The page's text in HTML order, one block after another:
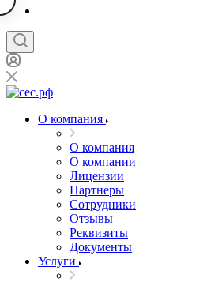
О компания
О компания
О компании
Лицензии
Партнеры
Сотрудники
Отзывы
Реквизиты
Документы
Услуги